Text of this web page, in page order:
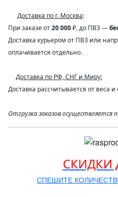
Доставка по г. Москва:
При заказе от20 000₽, до ПВЗ —
Доставка курьером от ПВЗ или
оплачивается отдельно.
Доставка по РФ, СНГ и Миру:
Доставка рассчитывается от веса
Отгрузка заказов осуществляется
СКИДКИ
СПЕШИТЕ